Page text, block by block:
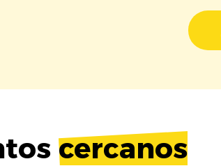
cercanos